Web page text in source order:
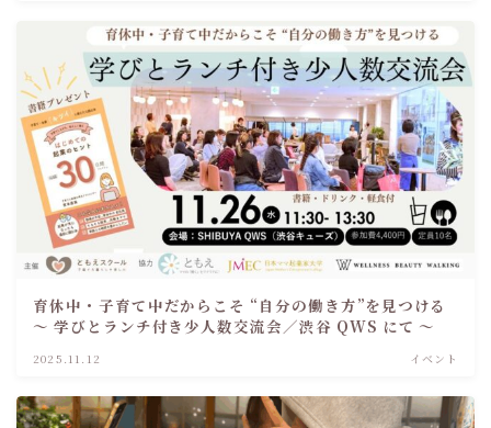
育休中・子育て中だからこそ “自分の働き方”を見つける
～ 学びとランチ付き少人数交流会／渋谷 QWS にて ～
2025.11.12 イベント